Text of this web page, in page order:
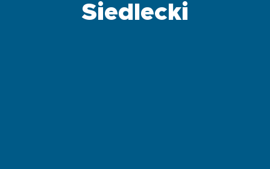
Siedlecki